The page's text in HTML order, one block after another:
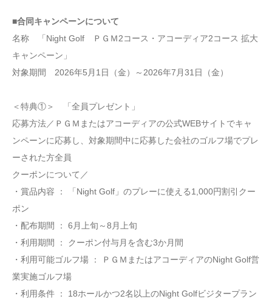
■合同キャンペーンについて
名称 「Night Golf ＰＧＭ2コース・アコーディア2コース 拡大
キャンペーン」
対象期間 2026年5月1日（金）～2026年7月31日（金）
＜特典①＞ 「全員プレゼント」
応募方法／ＰＧＭまたはアコーディアの公式WEBサイトでキャ
ンペーンに応募し、対象期間中に応募した会社のゴルフ場でプレ
ーされた方全員
クーポンについて／
・賞品内容 ： 「Night Golf」のプレーに使える1,000円割引クー
ポン
・配布期間 ： 6月上旬～8月上旬
・利用期間 ： クーポン付与月を含む3か月間
・利用可能ゴルフ場 ： ＰＧＭまたはアコーディアのNight Golf営
業実施ゴルフ場
・利用条件 ： 18ホールかつ2名以上のNight Golfビジタープラン